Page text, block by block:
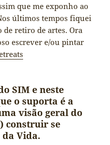
que me exponho ao
últimos tempos fiquei
de retiro de artes. Ora
escrever e/ou pintar
SIM e neste
o suporta é a
visão geral do
construir se
da Vida.